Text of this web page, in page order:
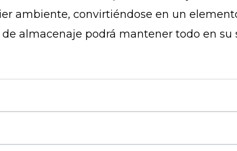
ambiente, convirtiéndose en un
almacenaje podrá mantener todo en